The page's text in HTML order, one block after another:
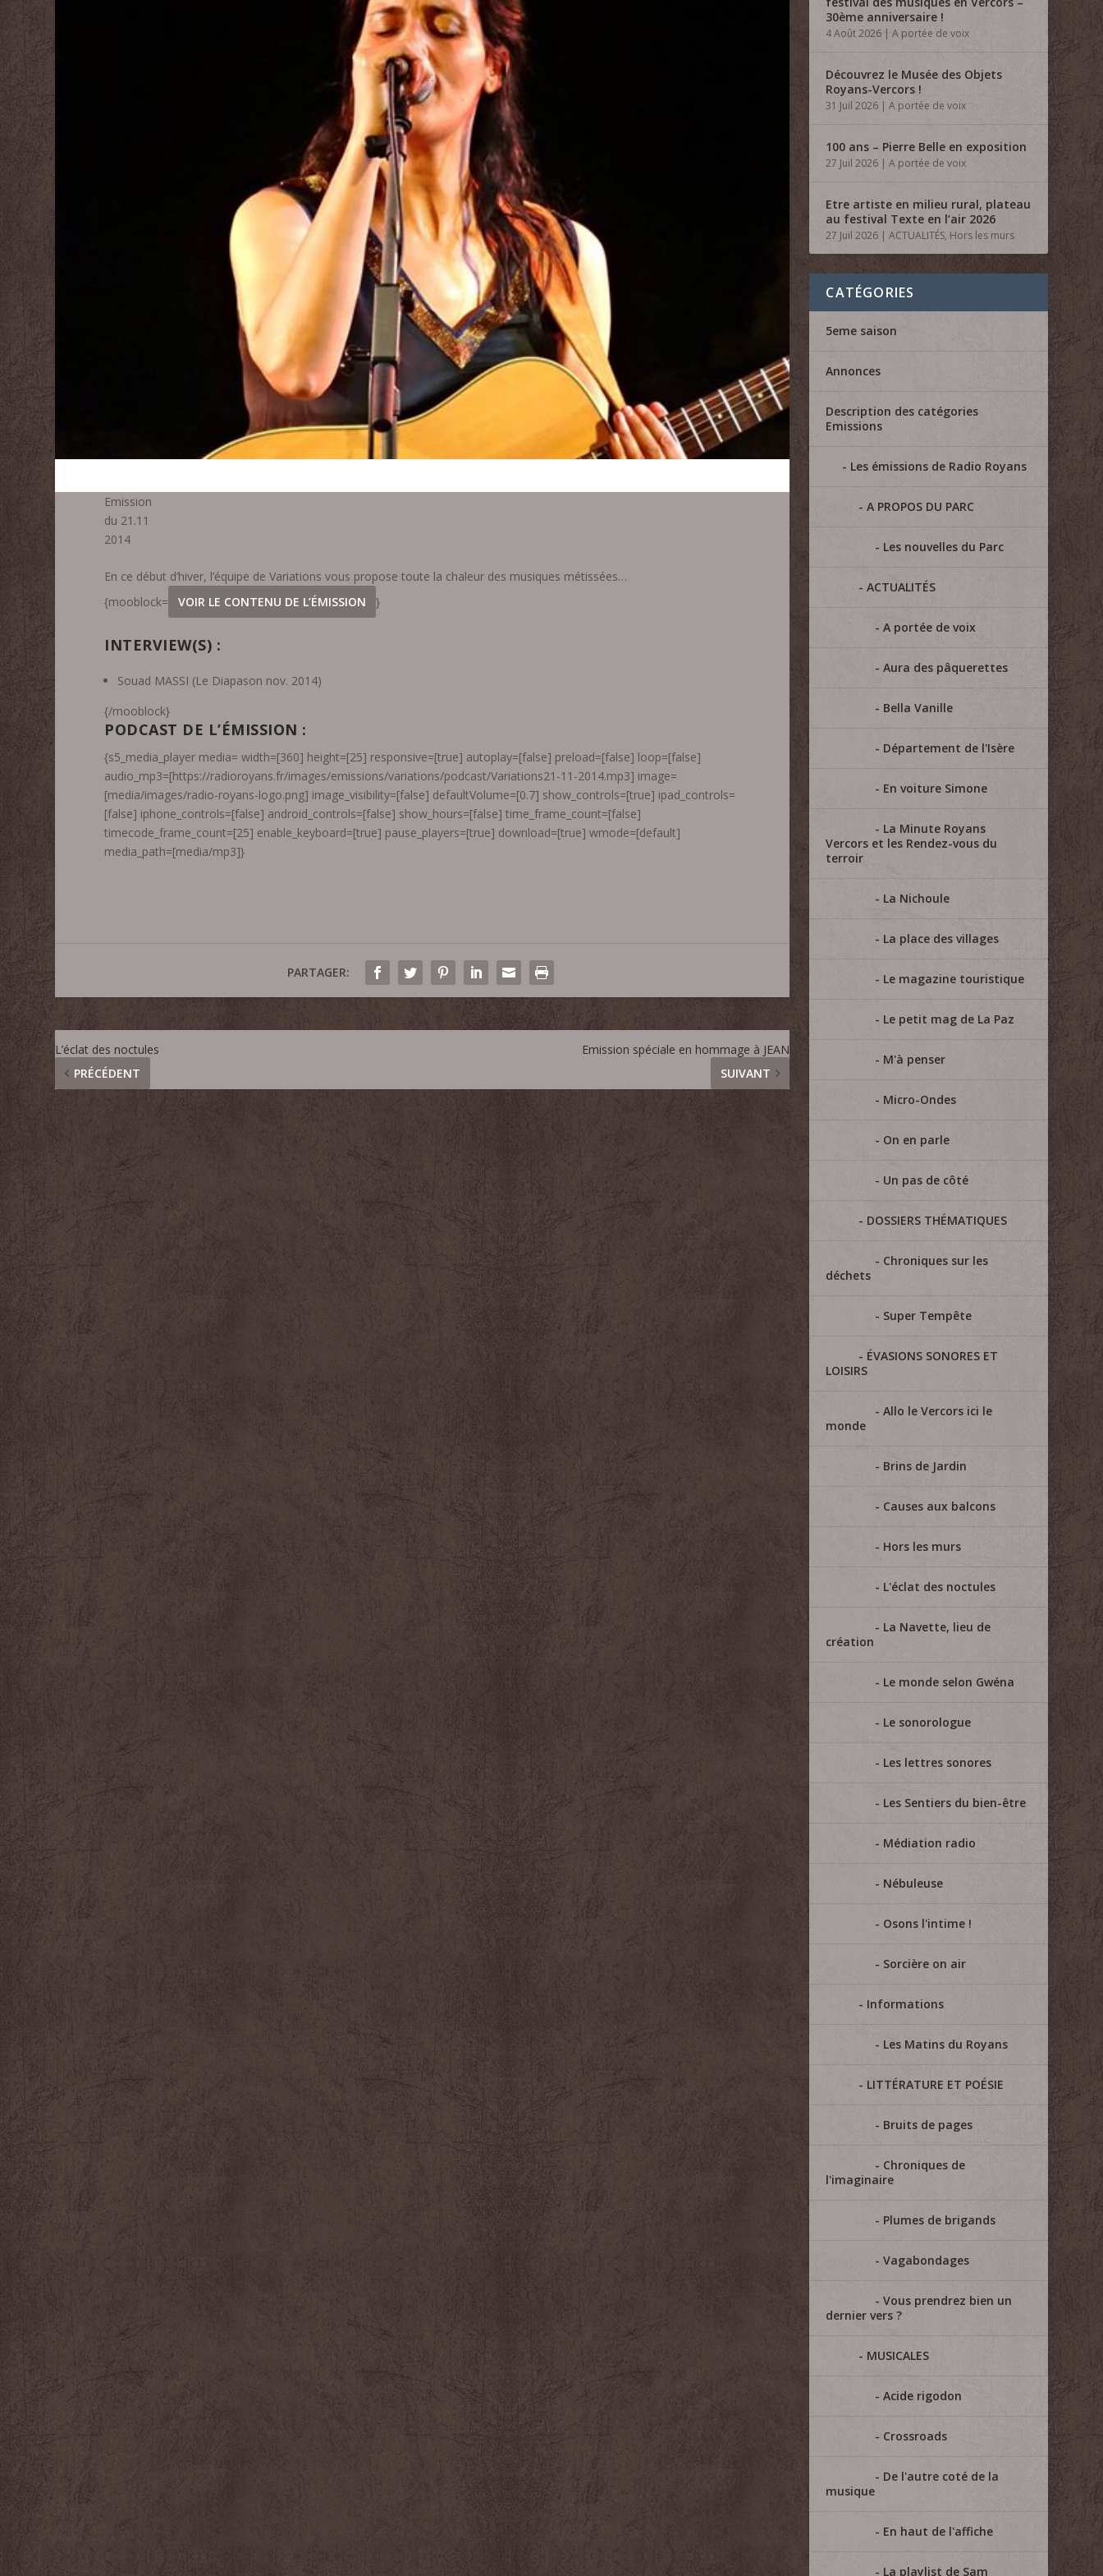
Emission
du 21.11
2014
En ce début d’hiver, l’équipe de Variations vous propose toute la chaleur des musiques métissées…
{mooblock=
VOIR LE CONTENU DE L’ÉMISSION }
INTERVIEW(S) :
Souad MASSI (Le Diapason nov. 2014)
{/mooblock}
PODCAST DE L’ÉMISSION :
{s5_media_player media= width=[360] height=[25] responsive=[true] autoplay=[false] preload=[false] loop=[false]
audio_mp3=[https://radioroyans.fr/images/emissions/variations/podcast/Variations21-11-2014.mp3] image=
[media/images/radio-royans-logo.png] image_visibility=[false] defaultVolume=[0.7] show_controls=[true] ipad_controls=
[false] iphone_controls=[false] android_controls=[false] show_hours=[false] time_frame_count=[false]
timecode_frame_count=[25] enable_keyboard=[true] pause_players=[true] download=[true] wmode=[default]
media_path=[media/mp3]}
PARTAGER:
L’éclat des noctules
PRÉCÉDENT
Emission spéciale en hommage à JEAN
SUIVANT
30ème anniversaire !
4 Août 2026 |A portée de voix
Découvrez le Musée des Objets
Royans-Vercors !
31 Juil 2026 |A portée de voix
100 ans – Pierre Belle en exposition
27 Juil 2026 |A portée de voix
Etre artiste en milieu rural, plateau
au festival Texte en l’air 2026
27 Juil 2026 |ACTUALITÉS, Hors les murs
CATÉGORIES
5eme saison
Annonces
Description des catégories
Emissions
Les émissions de Radio Royans
A PROPOS DU PARC
Les nouvelles du Parc
ACTUALITÉS
A portée de voix
Aura des pâquerettes
Bella Vanille
Département de l'Isère
En voiture Simone
La Minute Royans
Vercors et les Rendez-vous du
terroir
La Nichoule
La place des villages
Le magazine touristique
Le petit mag de La Paz
M'à penser
Micro-Ondes
On en parle
Un pas de côté
DOSSIERS THÉMATIQUES
Chroniques sur les
déchets
Super Tempête
ÉVASIONS SONORES ET
LOISIRS
Allo le Vercors ici le
monde
Brins de Jardin
Causes aux balcons
Hors les murs
L'éclat des noctules
La Navette, lieu de
création
Le monde selon Gwéna
Le sonorologue
Les lettres sonores
Les Sentiers du bien-être
Médiation radio
Nébuleuse
Osons l'intime !
Sorcière on air
Informations
Les Matins du Royans
LITTÉRATURE ET POÉSIE
Bruits de pages
Chroniques de
l'imaginaire
Plumes de brigands
Vagabondages
Vous prendrez bien un
dernier vers ?
MUSICALES
Acide rigodon
Crossroads
De l'autre coté de la
musique
En haut de l'affiche
La playlist de Sam